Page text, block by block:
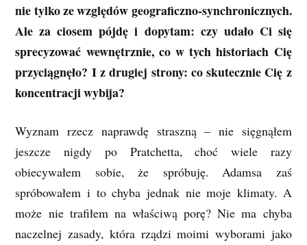
nie tylko ze względów geograficzno-synchronicznych.
Ale za ciosem pójdę i dopytam: czy udało Ci się
sprecyzować wewnętrznie, co w tych historiach Cię
przyciągnęło? I z drugiej strony: co skutecznie Cię z
koncentracji wybija?
Wyznam rzecz naprawdę straszną – nie sięgnąłem
jeszcze nigdy po Pratchetta, choć wiele razy
obiecywałem sobie, że spróbuję. Adamsa zaś
spróbowałem i to chyba jednak nie moje klimaty. A
może nie trafiłem na właściwą porę? Nie ma chyba
naczelnej zasady, która rządzi moimi wyborami jako